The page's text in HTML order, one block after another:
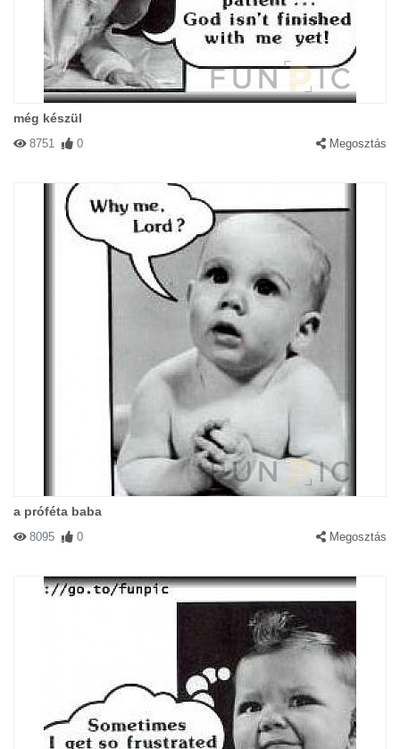
még készül
8751 0 Megosztás
a próféta baba
8095 0 Megosztás